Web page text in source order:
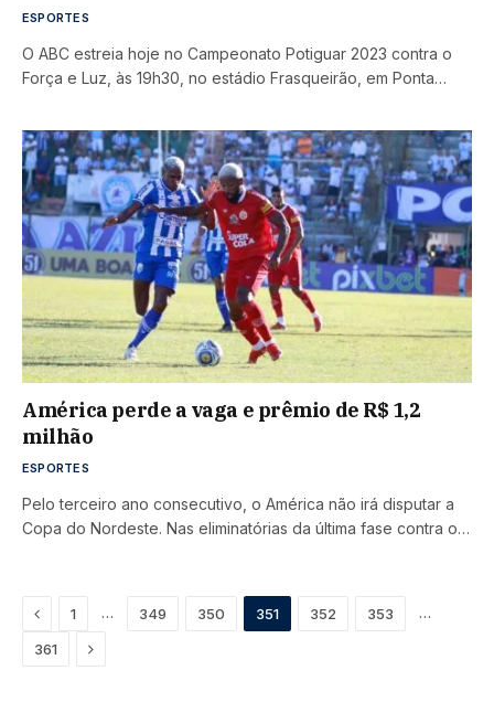
ESPORTES
O ABC estreia hoje no Campeonato Potiguar 2023 contra o
Força e Luz, às 19h30, no estádio Frasqueirão, em Ponta…
América perde a vaga e prêmio de R$ 1,2
milhão
ESPORTES
Pelo terceiro ano consecutivo, o América não irá disputar a
Copa do Nordeste. Nas eliminatórias da última fase contra o…
Previous
1 … 349 350 351 352 353 …
361 Next